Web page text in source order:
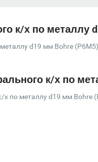
к/х по металлу
d19 мм Bohre
к/х по
х по металлу d19 мм